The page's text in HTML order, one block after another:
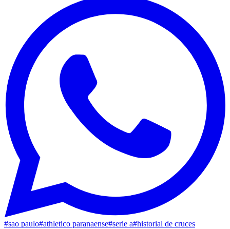
#sao paulo#athletico paranaense#serie a#historial de cruces